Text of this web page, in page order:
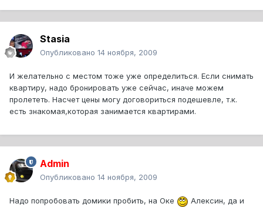
Stasia
Опубликовано 14 ноября, 2009
И желательно с местом тоже уже определиться. Если снимать
квартиру, надо бронировать уже сейчас, иначе можем
пролететь. Насчет цены могу договориться подешевле, т.к.
есть знакомая,которая занимается квартирами.
Admin
Опубликовано 14 ноября, 2009
Надо попробовать домики пробить, на Оке
Алексин, да и